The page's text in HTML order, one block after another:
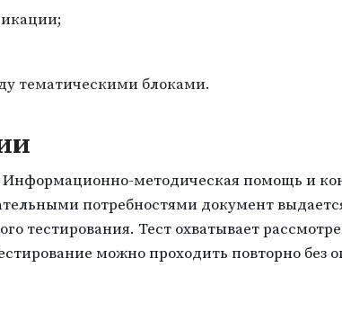
тематическими блоками.
методическая помощь и
потребностями документ
тестирования. Тест охватывает
можно проходить повторно без